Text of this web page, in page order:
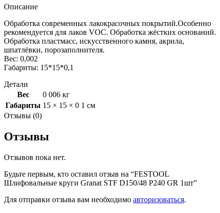
Описание
Обработка современных лакокрасочных покрытий.Особенно
рекомендуется для лаков VOC. Обработка жёстких оснований.
Обработка пластмасс, искусственного камня, акрила,
шпатлёвки, порозаполнителя.
Вес: 0,002
Габариты: 15*15*0,1
Детали
Вес
0 006 кг
Габариты 15 × 15 × 0 1 см
Отзывы (0)
Отзывы
Отзывов пока нет.
Будьте первым, кто оставил отзыв на “FESTOOL
Шлифовальные круги Granat STF D150/48 P240 GR 1шт”
Для отправки отзыва вам необходимо авторизоваться.